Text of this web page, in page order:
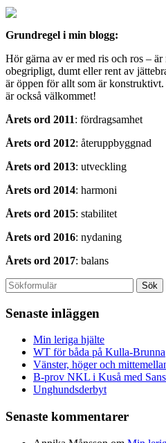
Grundregel i min blogg:
Hör gärna av er med ris och ros –
obegripligt, dumt eller rent av
är öppen för allt som är
är också välkommet!
Årets ord 2011: fördragsamhet
Årets ord 2012: återuppbyggnad
Årets ord 2013: utveckling
Årets ord 2014: harmoni
Årets ord 2015: stabilitet
Årets ord 2016: nydaning
Årets ord 2017: balans
Senaste inläggen
Min leriga hjälte
WT för båda på Kulla-Brunna
Vänster, höger och
B-prov NKL i Kuså med
Unghundsderbyt
Senaste kommentarer